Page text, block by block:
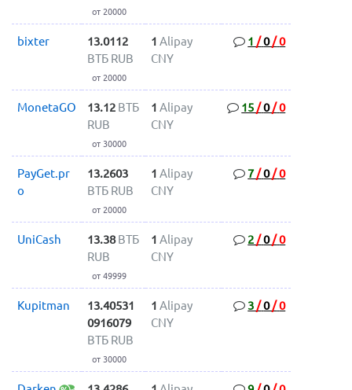
от 20000
bixter
13.0112
ВТБ RUB
от 20000
1 Alipay
CNY
1 /0/0
MonetaGO 13.12 ВТБ
RUB
от 30000
1 Alipay
CNY
15 /0/0
PayGet.pr
o
13.2603
ВТБ RUB
от 20000
1 Alipay
CNY
7/0/0
UniCash 13.38 ВТБ
RUB
от 49999
1 Alipay
CNY
2 /0/0
Kupitman
13.40531
0916079
ВТБ RUB
от 30000
1 Alipay
CNY
3 /0/0